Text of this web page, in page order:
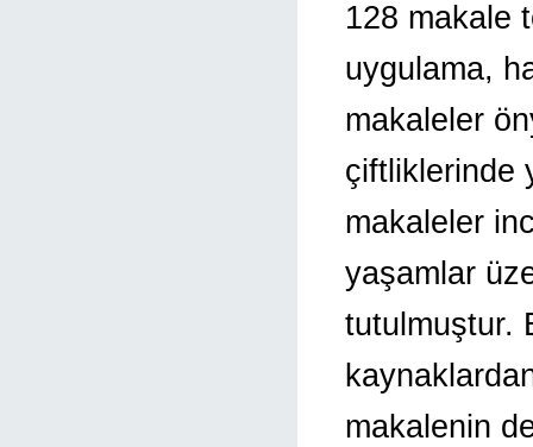
128 makale
uygulama,
makaleler
çiftliklerinde
makaleler
yaşamlar
tutulmuştur.
makalenin